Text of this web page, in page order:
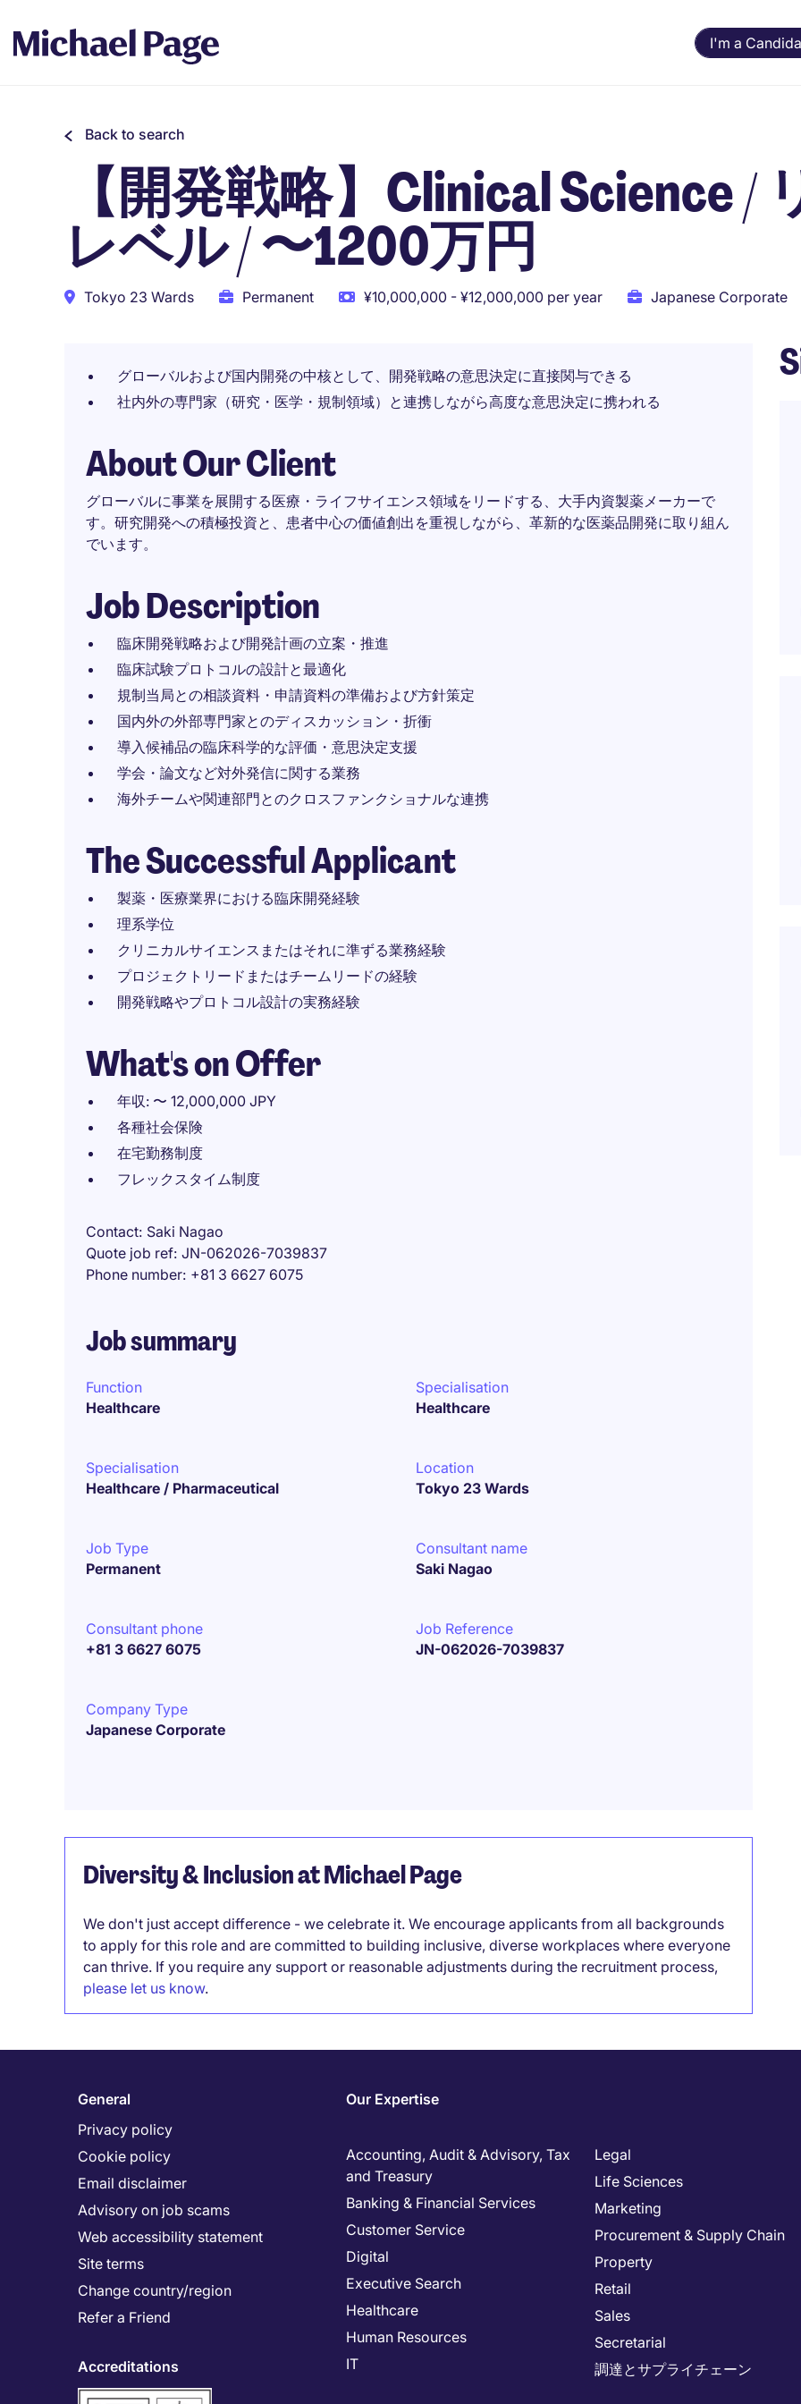
I'm a
Back to search
【開発戦略】Clinical Science /
レベル / 〜1200万円
Tokyo 23 Wards Permanent ¥10,000,000 - ¥12,000,000 per year Japanese Corporate
グローバルおよび国内開発の中核として、開発戦略の意思決定に直接関与できる
社内外の専門家（研究・医学・規制領域）と連携しながら高度な意思決定に携われる
About Our Client
グローバルに事業を展開する医療・ライフサイエンス領域をリードする、大手内資製薬メーカーで
す。研究開発への積極投資と、患者中心の価値創出を重視しながら、革新的な医薬品開発に取り組ん
でいます。
Job Description
臨床開発戦略および開発計画の立案・推進
臨床試験プロトコルの設計と最適化
規制当局との相談資料・申請資料の準備および方針策定
国内外の外部専門家とのディスカッション・折衝
導入候補品の臨床科学的な評価・意思決定支援
学会・論文など対外発信に関する業務
海外チームや関連部門とのクロスファンクショナルな連携
The Successful Applicant
製薬・医療業界における臨床開発経験
理系学位
クリニカルサイエンスまたはそれに準ずる業務経験
プロジェクトリードまたはチームリードの経験
開発戦略やプロトコル設計の実務経験
What's on Offer
年収: 〜 12,000,000 JPY
各種社会保険
在宅勤務制度
フレックスタイム制度
Contact Saki Nagao
Quote job ref JN-062026-7039837
Phone number +81 3 6627 6075
Job summary
Function
Healthcare
Specialisation
Healthcare
Specialisation
Healthcare / Pharmaceutical
Location
Tokyo 23 Wards
Job Type
Permanent
Consultant name
Saki Nagao
Consultant phone
+81 3 6627 6075
Job Reference
JN-062026-7039837
Company Type
Japanese Corporate
Diversity & Inclusion at Michael Page
We don't just accept difference - we celebrate it. We encourage applicants from all backgrounds
to apply for this role and are committed to building inclusive, diverse workplaces where everyone
can thrive. If you require any support or reasonable adjustments during the recruitment process,
please let us know.
General
Privacy policy
Cookie policy
Email disclaimer
Advisory on job scams
Web accessibility statement
Site terms
Change country/region
Refer a Friend
Accreditations
Our Expertise
Accounting, Audit & Advisory, Tax
and Treasury
Banking & Financial Services
Customer Service
Digital
Executive Search
Healthcare
Human Resources
IT
Legal
Life Sciences
Marketing
Procurement & Supply Chain
Property
Retail
Sales
Secretarial
調達とサプライチェーン